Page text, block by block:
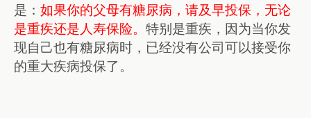
是： 如果你的父母有糖尿病，请及早投保，无论
是重疾还是人寿保险。 特别是重疾，因为当你发
现自己也有糖尿病时，已经没有公司可以接受你
的重大疾病投保了。